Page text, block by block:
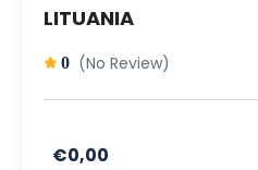
LITUANIA
0 (No Review)
€0,00